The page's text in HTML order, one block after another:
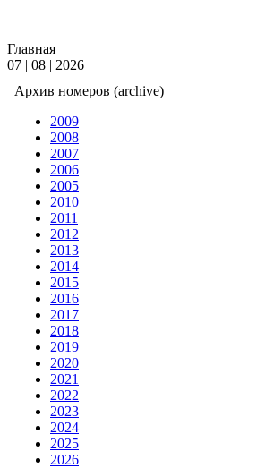
Главная
07 | 08 | 2026
Архив номеров (archive)
2009
2008
2007
2006
2005
2010
2011
2012
2013
2014
2015
2016
2017
2018
2019
2020
2021
2022
2023
2024
2025
2026